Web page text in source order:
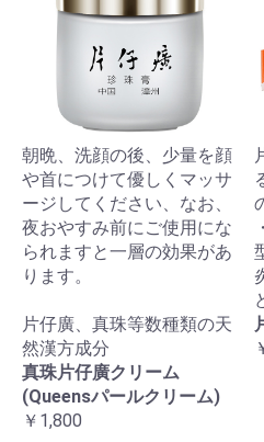
朝晩、洗顔の後、少量を顔
や首につけて優しくマッサ
ージしてください、なお、
夜おやすみ前にご使用にな
られますと一層の効果があ
ります。
片仔廣、真珠等数種類の天
然漢方成分
真珠片仔廣クリーム
(Queensパールクリーム)
￥1,800